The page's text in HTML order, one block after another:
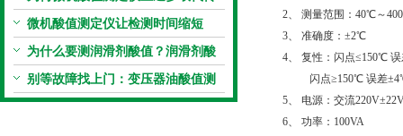
统手动滴定法？
微机酸值测定仪让检测时间缩短
50%
为什么要测润滑剂酸值？润滑剂酸
值测定法告诉你答案
别等故障找上门：变压器油酸值测
试仪的预警功能
2、 测量范围：40℃～
3、 准确度：±2℃
4、 复性：闪点≤150℃
闪点≥150℃ 误差
5、 电源：交流
6、 功率：100VA